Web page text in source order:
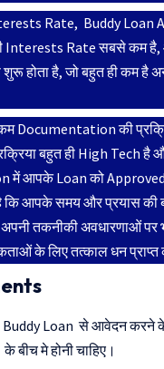
Rate, Buddy Loan
Interests Rate सबसे कम
होता है, जो बहुत ही कम है
Documentation की
बहुत ही High Tech है
में आपके Loan को
कि आपके समय और प्रयास की
तकनीकी अवधारणाओं पर
के लिए तत्काल धन प्राप्त
Buddy Loan से आवेदन करने
बीच मे होनी चाहिए।